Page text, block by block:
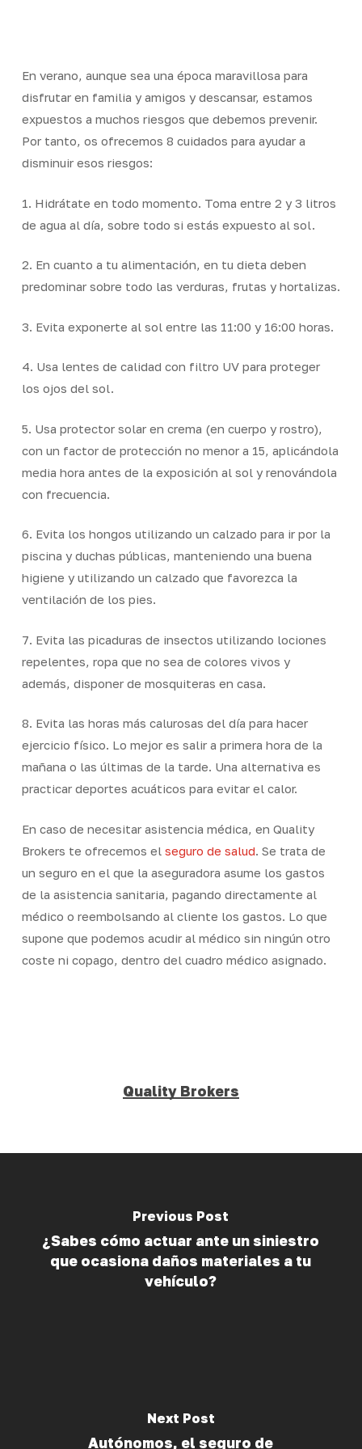
contentEn verano, aunque sea una época maravillosa para
disfrutar en familia y amigos y descansar, estamos
expuestos a muchos riesgos que debemos prevenir.
Por tanto, os ofrecemos 8 cuidados para ayudar a
disminuir esos riesgos:
1. Hidrátate en todo momento. Toma entre 2 y 3 litros
de agua al día, sobre todo si estás expuesto al sol.
2. En cuanto a tu alimentación, en tu dieta deben
predominar sobre todo las verduras, frutas y hortalizas.
3. Evita exponerte al sol entre las 11:00 y 16:00 horas.
4. Usa lentes de calidad con filtro UV para proteger
los ojos del sol.
5. Usa protector solar en crema (en cuerpo y rostro),
con un factor de protección no menor a 15, aplicándola
media hora antes de la exposición al sol y renovándola
con frecuencia.
6. Evita los hongos utilizando un calzado para ir por la
piscina y duchas públicas, manteniendo una buena
higiene y utilizando un calzado que favorezca la
ventilación de los pies.
7. Evita las picaduras de insectos utilizando lociones
repelentes, ropa que no sea de colores vivos y
además, disponer de mosquiteras en casa.
8. Evita las horas más calurosas del día para hacer
ejercicio físico. Lo mejor es salir a primera hora de la
mañana o las últimas de la tarde. Una alternativa es
practicar deportes acuáticos para evitar el calor.
En caso de necesitar asistencia médica, en Quality
Brokers te ofrecemos el seguro de salud . Se trata de
un seguro en el que la aseguradora asume los gastos
de la asistencia sanitaria, pagando directamente al
médico o reembolsando al cliente los gastos. Lo que
supone que podemos acudir al médico sin ningún otro
coste ni copago, dentro del cuadro médico asignado.
Quality Brokers
Previous Post
¿Sabes cómo actuar ante un siniestro
que ocasiona daños materiales a tu
vehículo?
Next Post
Autónomos, el seguro de